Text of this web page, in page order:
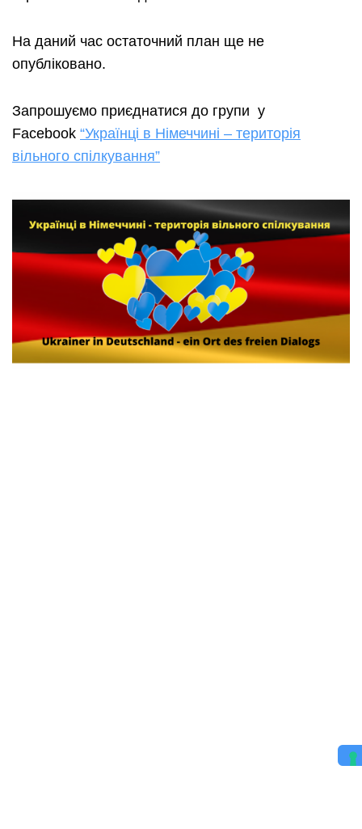
На даний час остаточний план ще не
опубліковано.
Запрошуємо приєднатися до групи у
Facebook “Українці в Німеччині – територія
вільного спілкування”